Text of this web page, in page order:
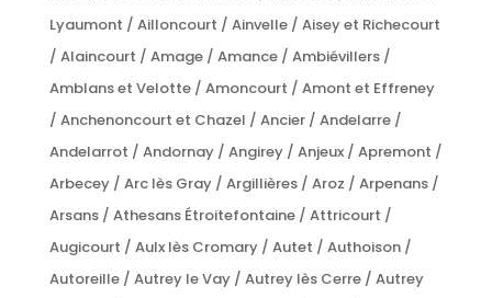
Lyaumont / Ailloncourt / Ainvelle / Aisey et Richecourt
/ Alaincourt / Amage / Amance / Ambiévillers /
Amblans et Velotte / Amoncourt / Amont et Effreney
/ Anchenoncourt et Chazel / Ancier / Andelarre /
Andelarrot / Andornay / Angirey / Anjeux / Apremont /
Arbecey / Arc lès Gray / Argillières / Aroz / Arpenans /
Arsans / Athesans Étroitefontaine / Attricourt /
Augicourt / Aulx lès Cromary / Autet / Authoison /
Autoreille / Autrey le Vay / Autrey lès Cerre / Autrey